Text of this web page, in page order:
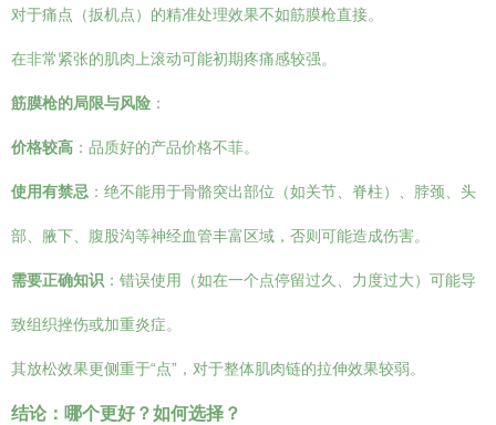
对于痛点（扳机点）的精准处理效果不如筋膜枪直接。
在非常紧张的肌肉上滚动可能初期疼痛感较强。
筋膜枪的局限与风险 ：
价格较高 ：品质好的产品价格不菲。
使用有禁忌 ：绝不能用于骨骼突出部位（如关节、脊柱）、脖颈、头
部、腋下、腹股沟等神经血管丰富区域，否则可能造成伤害。
需要正确知识 ：错误使用（如在一个点停留过久、力度过大）可能导
致组织挫伤或加重炎症。
其放松效果更侧重于“点”，对于整体肌肉链的拉伸效果较弱。
结论：哪个更好？如何选择？